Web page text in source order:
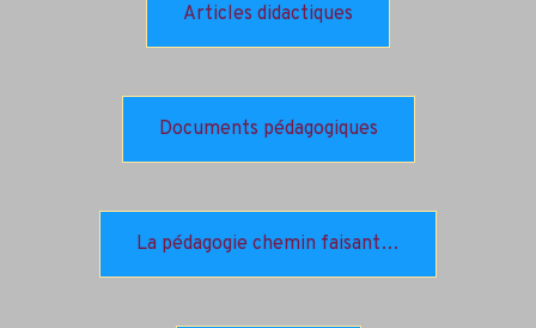
Articles didactiques
Documents pédagogiques
La pédagogie chemin faisant…